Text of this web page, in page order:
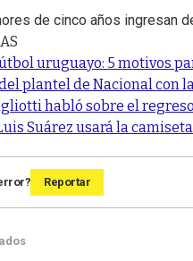
de cinco años ingresan
uruguayo: 5 motivos
plantel de Nacional con
habló sobre el
Suárez usará la
Reportar